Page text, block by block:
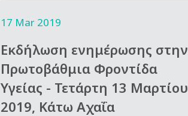
17 Mar 2019
Εκδήλωση ενημέρωσης στην
Πρωτοβάθμια Φροντίδα
Υγείας - Τετάρτη 13 Μαρτίου
2019, Κάτω Αχαΐα